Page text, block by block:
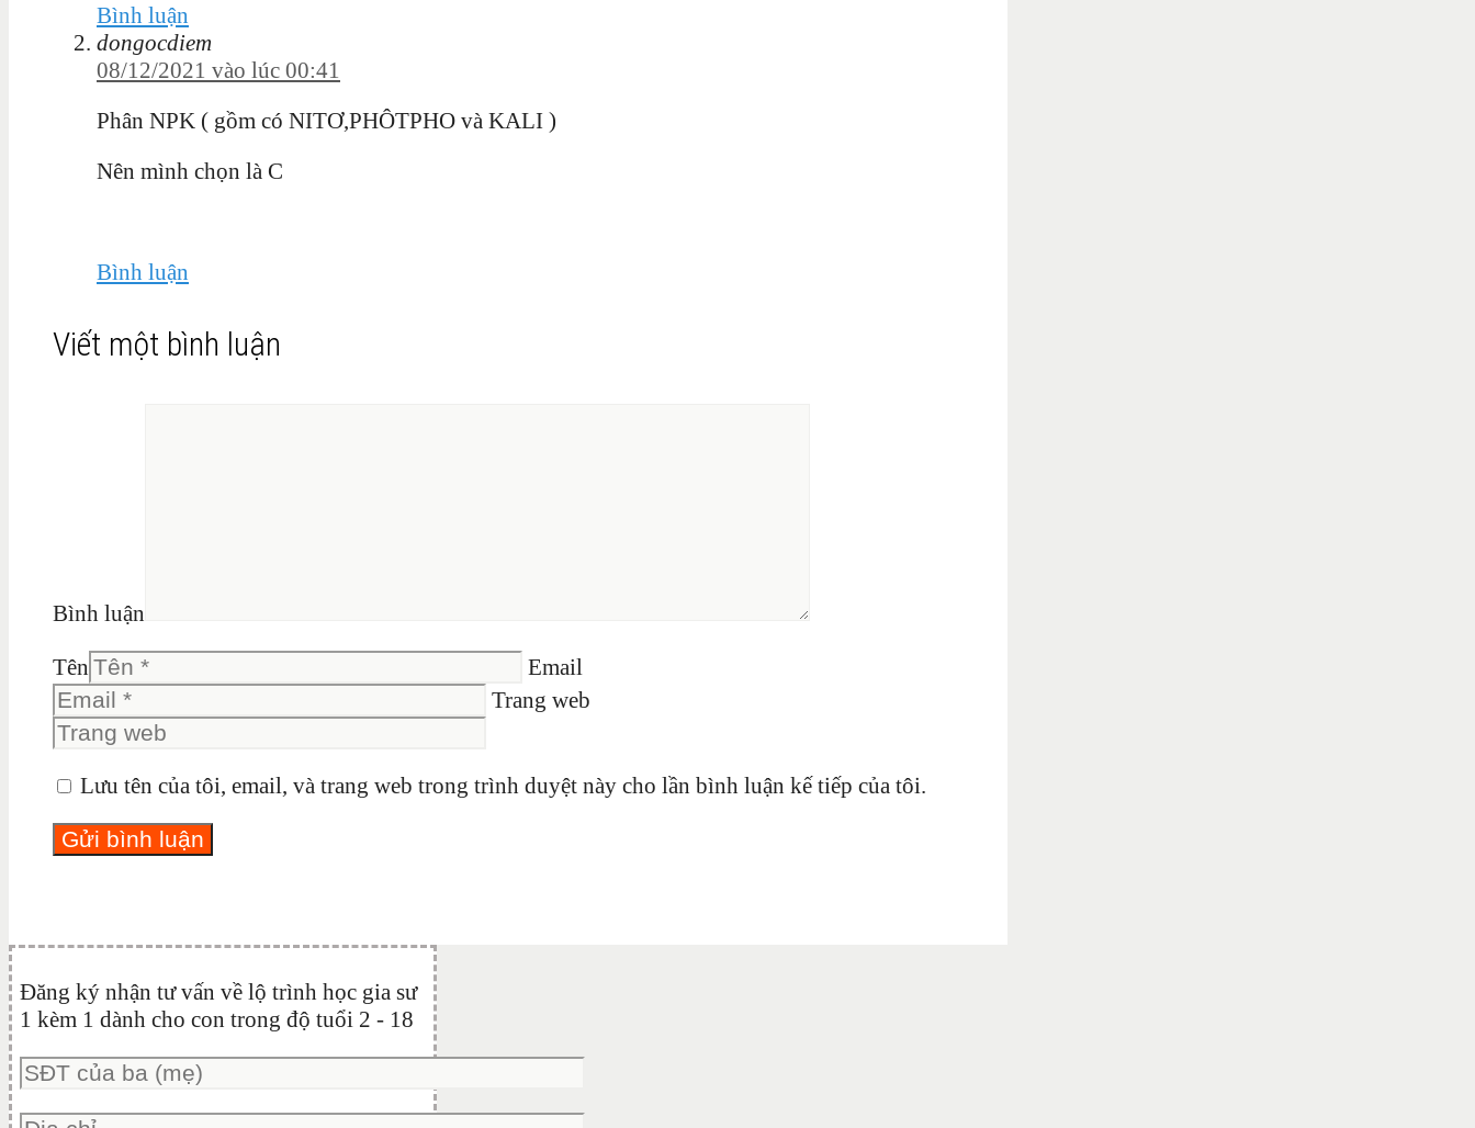
Bình luận
dongocdiem
08/12/2021 vào lúc 00:41
Phân NPK ( gồm có NITƠ,PHÔTPHO và KALI )
Nên mình chọn là C
Bình luận
Viết một bình luận
Bình luận
Tên
Email
Trang web
Lưu tên của tôi, email, và trang web trong trình duyệt này cho lần bình luận kế tiếp của tôi.
Đăng ký nhận tư vấn về lộ trình học gia sư
1 kèm 1 dành cho con trong độ tuổi 2 - 18